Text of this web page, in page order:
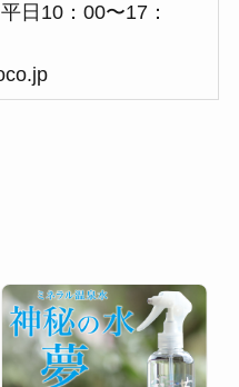
日10：00〜17：